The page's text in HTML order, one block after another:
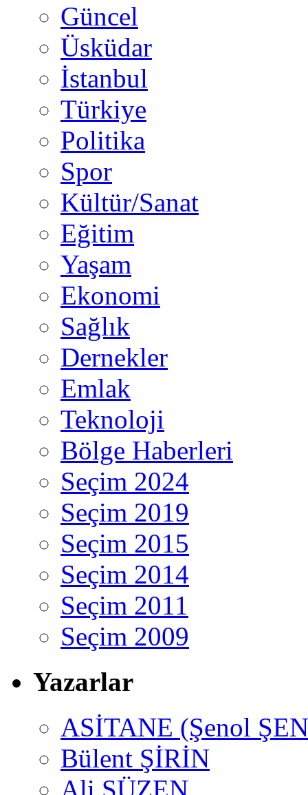
Güncel
Üsküdar
İstanbul
Türkiye
Politika
Spor
Kültür/Sanat
Eğitim
Yaşam
Ekonomi
Sağlık
Dernekler
Emlak
Teknoloji
Bölge Haberleri
Seçim 2024
Seçim 2019
Seçim 2015
Seçim 2014
Seçim 2011
Seçim 2009
Yazarlar
ASİTANE (Şenol
Bülent ŞİRİN